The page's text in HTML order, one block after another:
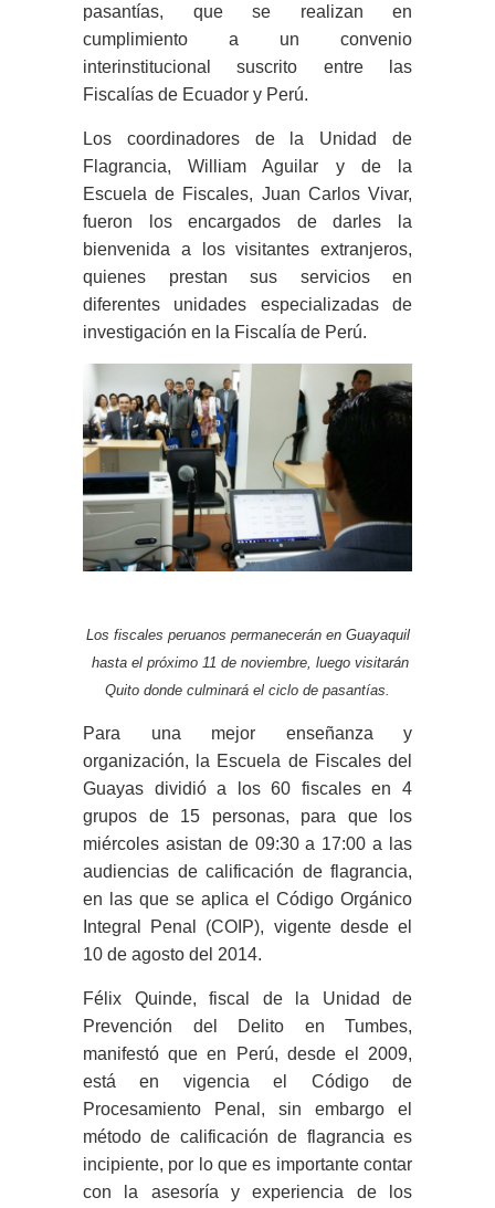
pasantías, que se realizan en
cumplimiento a un convenio
interinstitucional suscrito entre las
Fiscalías de Ecuador y Perú.
Los coordinadores de la Unidad de
Flagrancia, William Aguilar y de la
Escuela de Fiscales, Juan Carlos Vivar,
fueron los encargados de darles la
bienvenida a los visitantes extranjeros,
quienes prestan sus servicios en
diferentes unidades especializadas de
investigación en la Fiscalía de Perú.
Los fiscales peruanos permanecerán en Guayaquil
hasta el próximo 11 de noviembre, luego visitarán
Quito donde culminará el ciclo de pasantías.
Para una mejor enseñanza y
organización, la Escuela de Fiscales del
Guayas dividió a los 60 fiscales en 4
grupos de 15 personas, para que los
miércoles asistan de 09:30 a 17:00 a las
audiencias de calificación de flagrancia,
en las que se aplica el Código Orgánico
Integral Penal (COIP), vigente desde el
10 de agosto del 2014.
Félix Quinde, fiscal de la Unidad de
Prevención del Delito en Tumbes,
manifestó que en Perú, desde el 2009,
está en vigencia el Código de
Procesamiento Penal, sin embargo el
método de calificación de flagrancia es
incipiente, por lo que es importante contar
con la asesoría y experiencia de los